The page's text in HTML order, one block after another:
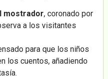
mostrador, coronado por
a los visitantes
para que los niños
los cuentos, añadiendo